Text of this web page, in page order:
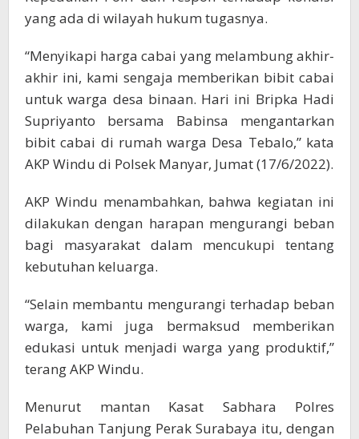
yang ada di wilayah hukum tugasnya.
“Menyikapi harga cabai yang melambung akhir-
akhir ini, kami sengaja memberikan bibit cabai
untuk warga desa binaan. Hari ini Bripka Hadi
Supriyanto bersama Babinsa mengantarkan
bibit cabai di rumah warga Desa Tebalo,” kata
AKP Windu di Polsek Manyar, Jumat (17/6/2022).
AKP Windu menambahkan, bahwa kegiatan ini
dilakukan dengan harapan mengurangi beban
bagi masyarakat dalam mencukupi tentang
kebutuhan keluarga.
“Selain membantu mengurangi terhadap beban
warga, kami juga bermaksud memberikan
edukasi untuk menjadi warga yang produktif,”
terang AKP Windu.
Menurut mantan Kasat Sabhara Polres
Pelabuhan Tanjung Perak Surabaya itu, dengan